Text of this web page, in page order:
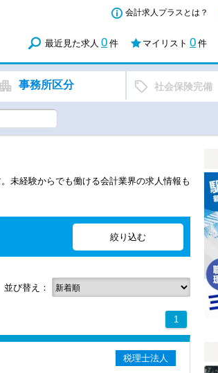
会計求人プラスとは？
最近見た求人 0 件 マイリスト 0 件
事務所区分 社会保険完備
未経験からでも働ける会計業界の求人情報も
並び替え：
1
税理士法人